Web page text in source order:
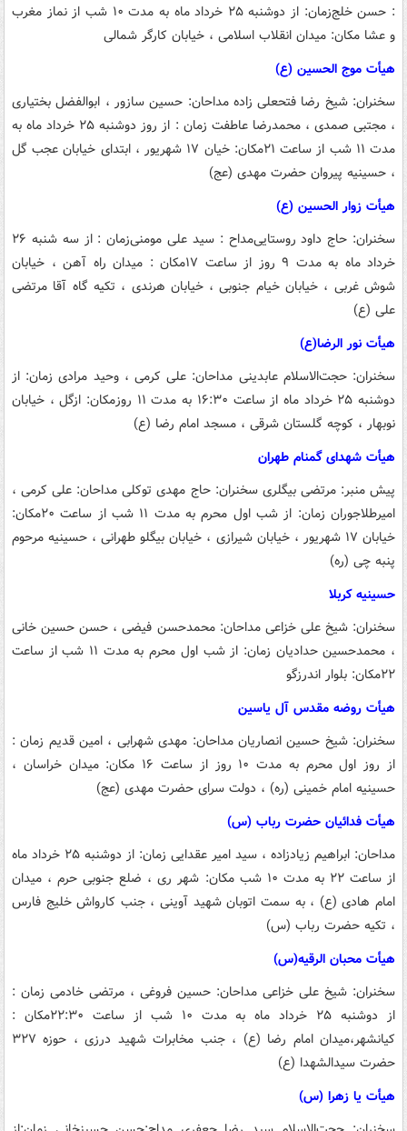
: حسن خلج
زمان: از دوشنبه ۲۵ خرداد ماه به مدت ۱۰ شب از نماز مغرب
و عشا مکان: میدان انقلاب اسلامی ، خیابان کارگر شمالی
هیأت موج الحسین (ع)
سخنران: شیخ رضا فتحعلی زاده مداحان: حسین سازور ، ابوالفضل بختیاری
، مجتبی صمدی ، محمدرضا عاطفت
زمان : از روز دوشنبه ۲۵ خرداد ماه به
مدت ۱۱ شب از ساعت ۲۱
مکان: خیان ۱۷ شهریور ، ابتدای خیابان عجب گل
، حسینیه پیروان حضرت مهدی (عج)
هیأت زوار الحسین (ع)
سخنران: حاج داود روستاییمداح : سید علی مومنی
زمان : از سه شنبه ۲۶
خرداد ماه به مدت ۹ روز از ساعت ۱۷
مکان : میدان راه آهن ، خیابان
شوش غربی ، خیابان خیام جنوبی ، خیابان هرندی ، تکیه گاه آقا مرتضی
علی (ع)
هیأت نور الرضا(ع)
سخنران: حجت‌الاسلام عابدینی مداحان: علی کرمی ، وحید مرادی زمان: از
دوشنبه ۲۵ خرداد ماه از ساعت ۱۶:۳۰ به مدت ۱۱ روز
مکان: ازگل ، خیابان
نوبهار ، کوچه گلستان شرقی ، مسجد امام رضا (ع)
هیأت شهدای گمنام طهران
پیش منبر: مرتضی بیگلریسخنران: حاج مهدی توکلی مداحان: علی کرمی ،
امیرطلاجوران زمان: از شب اول محرم به مدت ۱۱ شب از ساعت ۲۰
مکان:
خیابان ۱۷ شهریور ، خیابان شیرازی ، خیابان بیگلو طهرانی ، حسینیه مرحوم
پنبه چی (ره)
حسینیه کربلا
سخنران: شیخ علی خزاعیمداحان: محمدحسن فیضی ، حسن حسین خانی
، محمدحسین حدادیان
زمان: از شب اول محرم به مدت ۱۱ شب از ساعت
۲۲مکان: بلوار اندرزگو
هیأت روضه مقدس آل یاسین
سخنران: شیخ حسین انصاریانمداحان: مهدی شهرابی ، امین قدیم زمان :
از روز اول محرم به مدت ۱۰ روز از ساعت ۱۶
مکان: میدان خراسان ،
حسینیه امام خمینی (ره) ، دولت سرای حضرت مهدی (عج)
هیأت فدائیان حضرت رباب (س)
مداحان: ابراهیم زیادزاده ، سید امیر عقدایی
زمان: از دوشنبه ۲۵ خرداد ماه
از ساعت ۲۲ به مدت ۱۰ شب
مکان: شهر ری ، ضلع جنوبی حرم ، میدان
امام هادی (ع) ، به سمت اتوبان شهید آوینی ، جنب کارواش خلیج فارس
، تکیه حضرت رباب (س)
هیأت محبان الرقیه(س)
سخنران: شیخ علی خزاعی مداحان: حسین فروغی ، مرتضی خادمی زمان :
از دوشنبه ۲۵ خرداد ماه به مدت ۱۰ شب از ساعت ۲۲:۳۰
مکان :
کیانشهر،میدان امام رضا (ع) ، جنب مخابرات شهید درزی ، حوزه ۳۲۷
حضرت سیدالشهدا (ع)
هیأت یا زهرا (س)